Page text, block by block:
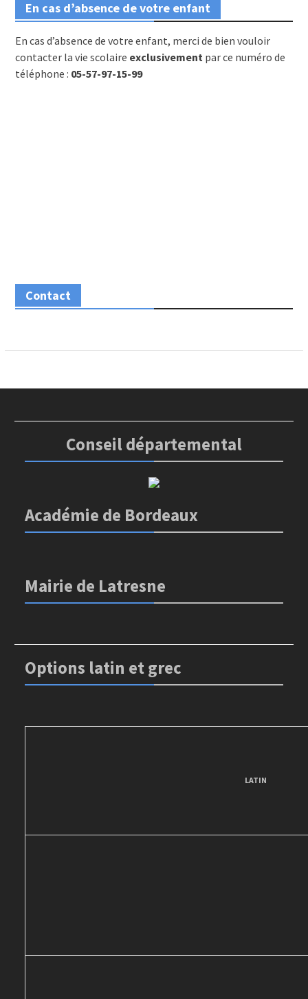
En cas d’absence de votre enfant
En cas d’absence de votre enfant, merci de bien vouloir
contacter la vie scolaire exclusivementpar ce numéro de
téléphone : 05-57-97-15-99
Contact
Conseil départemental
Académie de Bordeaux
Mairie de Latresne
Options latin et grec
LATIN